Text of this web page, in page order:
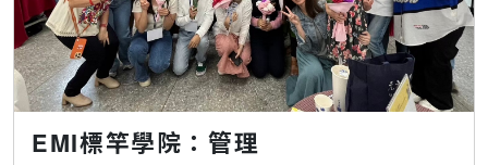
EMI標竿學院：管理